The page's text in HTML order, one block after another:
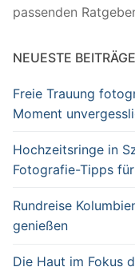
passenden
NEUESTE BEITRÄGE
Freie Trauung
Moment
Hochzeitsringe in
Fotografie-Tipps
Rundreise
genießen
Die Haut im Fokus